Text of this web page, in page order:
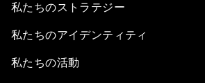
私たちのストラテジー
私たちのアイデンティティ
私たちの活動